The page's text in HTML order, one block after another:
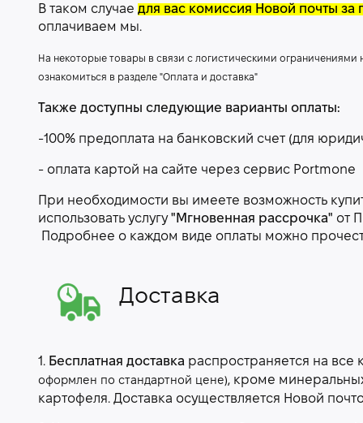
В таком случае для вас комиссия Новой почты за
оплачиваем мы.
На некоторые товары в связи с логистическими
ознакомиться в разделе "Оплата и доставка"
Также доступны следующие варианты оплаты:
-100% предоплата на банковский счет (для
- оплата картой на сайте через сервис Portmone
При необходимости вы имеете возможность
использовать услугу "Мгновенная рассрочка" от
Подробнее о каждом виде оплаты можно
Доставка
1. Бесплатная доставка распространяется на все
оформлен по стандартной цене), кроме
картофеля. Доставка осуществляется Новой